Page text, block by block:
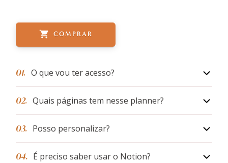
COMPRAR
01. O que vou ter acesso?
02. Quais páginas tem nesse planner?
03. Posso personalizar?
04. É preciso saber usar o Notion?